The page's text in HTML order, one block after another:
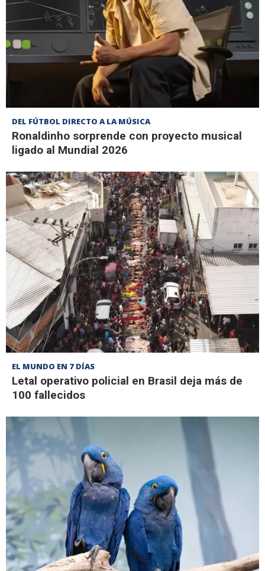
DEL FÚTBOL DIRECTO A LA MÚSICA
Ronaldinho sorprende con proyecto musical
ligado al Mundial 2026
EL MUNDO EN 7 DÍAS
Letal operativo policial en Brasil deja más de
100 fallecidos